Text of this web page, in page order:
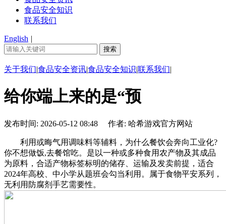
食品安全知识
联系我们
English |
关于我们|食品安全资讯|食品安全知识|联系我们|
给你端上来的是“预
发布时间: 2026-05-12 08:48 作者: 哈希游戏官方网站
利用或晦气用调味料等辅料，为什么餐饮会奔向工业化?
你不想做饭,去餐馆吃。是以一种或多种食用农产物及其成品
为原料，合适产物标签标明的储存、运输及发卖前提，适合
2024年高校、中小学从题班会勾当利用。属于食物平安系列，
无利用防腐剂手艺需要性。